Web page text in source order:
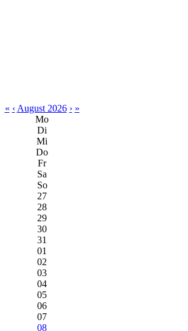
« ‹ August 2026 › »
Mo
Di
Mi
Do
Fr
Sa
So
27
28
29
30
31
01
02
03
04
05
06
07
08